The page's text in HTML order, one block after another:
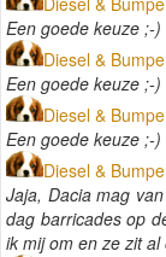
Een goede keuze ;-)
Diesel &
Een goede keuze ;-)
Diesel &
Een goede keuze ;-)
Diesel &
Jaja, Dacia mag
dag barricades op
ik mij om en ze zit